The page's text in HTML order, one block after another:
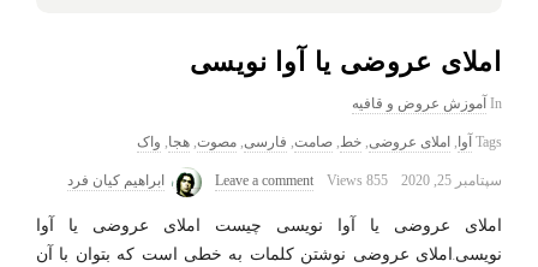
املای عروضی یا آوا نویسی
In آموزش عروض و قافیه
Tags آوا , املای عروضی, خط, صامت, فارسی, مصوت, هجا, واک
سپتامبر 25, 2020 855 Views
Leave a comment ابراهیم کیان فرد
املای عروضی یا آوا نویسی چیست املای عروضی یا آوا
نویسی.املای عروضی نوشتن کلمات به خطی است که بتوان با آن